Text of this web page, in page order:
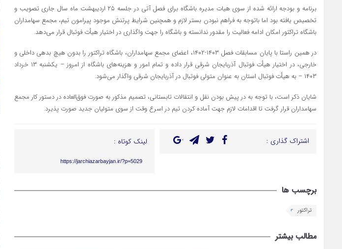
برنامه و بودجه ارائه شده از سوی هیات مدیره باشگاه برای فصل آتی در جلسه ۲۵ اردیبهشت ماه سال جاری تصویب و
تخصیص یافته بود اما باتوجه به فراهم نبودن بستر لازم و همچنین شرایط پرتنش موجود پیرامون تیم، مجمع سهامداران
باشگاه تراکتور امکان ادامه فعالیت را مقدور ندانسته و باشگاه را جهت واگذاری در اختیار هیأت فوتبال قرار می‌دهد.
در همین راستا با پایان مسابقات فصل ۱۴۰۳-۱۴۰۲، اعضای مجمع سهامداران، باشگاه تراکتور را بدون هیچ بدهی داخلی و
خارجی، در اختیار هیأت فوتبال آذربایجان‌ شرقی قرار داده و تمام امور و هزینه‌های باشگاه از امروز – یکشنبه ۱۳ خرداد
۱۴۰۳ – به هیأت فوتبال استان به عنوان متولی فوتبال در آذربایجان شرقی واگذار می‌شود.
شایان ذکر است، با توجه به در پیش بودن نقل و انتقالات تابستانی، تصمیم مذکور به صورت فوق‌العاده در دستور کار مجمع
سهامداران قرار گرفت تا اقدامات لازم جهت آماده کردن تیم در اسرع وقت از سوی متولیان جدید صورت پذیرد.
اشتراک گذاری : لینک کوتاه :
https://jarchiazarbayjan.ir/?p=5029
برچسب ها
تراکتور
مطالب بیشتر